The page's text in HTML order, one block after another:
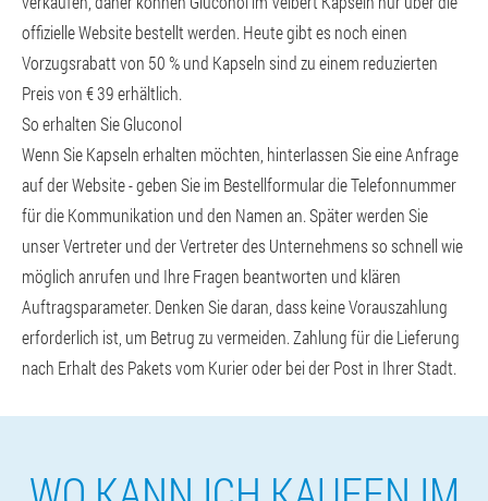
offizielle Website bestellt werden. Heute gibt es noch einen
Vorzugsrabatt von 50 % und Kapseln sind zu einem reduzierten
Preis von € 39 erhältlich.
So erhalten Sie Gluconol
Wenn Sie Kapseln erhalten möchten, hinterlassen Sie eine Anfrage
auf der Website - geben Sie im Bestellformular die Telefonnummer
für die Kommunikation und den Namen an. Später werden Sie
unser Vertreter und der Vertreter des Unternehmens so schnell wie
möglich anrufen und Ihre Fragen beantworten und klären
Auftragsparameter. Denken Sie daran, dass keine Vorauszahlung
erforderlich ist, um Betrug zu vermeiden. Zahlung für die Lieferung
nach Erhalt des Pakets vom Kurier oder bei der Post in Ihrer Stadt.